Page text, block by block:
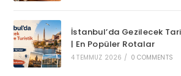
İstanbul’da Gezilecek
| En Popüler Rotalar
4 TEMMUZ 2026 / 0 COMMENTS